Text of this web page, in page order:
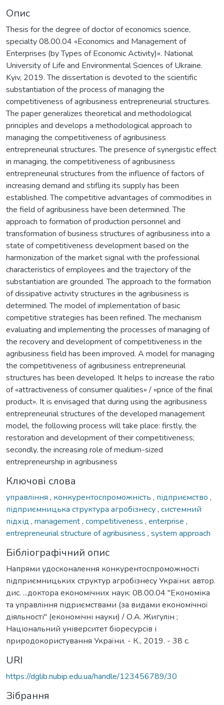
Опис
Thesis for the degree of doctor of economics science,
specialty 08.00.04 «Economics and Management of
Enterprises (by Types of Economic Activity)». National
University of Life and Environmental Sciences of Ukraine.
Kyiv, 2019. The dissertation is devoted to the scientific
substantiation of the process of managing the
competitiveness of agribusiness entrepreneurial structures.
The paper generalizes theoretical and methodological
principles and develops a methodological approach to
managing the competitiveness of agribusiness
entrepreneurial structures. The presence of synergistic effect
in managing, the competitiveness of agribusiness
entrepreneurial structures from the influence of factors of
increasing demand and stifling its supply has been
established. The competitive advantages of commodities in
the field of agribusiness have been determined. The
approach to formation of production personnel and
transformation of business structures of agribusiness into a
state of competitiveness development based on the
harmonization of the market signal with the professional
characteristics of employees and the trajectory of the
substantiation are grounded. The approach to the formation
of dissipative activity structures in the agribusiness is
determined. The model of implementation of basic
competitive strategies has been refined. The mechanism
evaluating and implementing the processes of managing of
the recovery and development of competitiveness in the
agribusiness field has been improved. A model for managing
the competitiveness of agribusiness entrepreneurial
structures has been developed. It helps to increase the ratio
of «attractiveness of consumer qualities» / «price of the final
product». It is envisaged that during using the agribusiness
entrepreneurial structures of the developed management
model, the following process will take place: firstly, the
restoration and development of their competitiveness;
secondly, the increasing role of medium-sized
entrepreneurship in agribusiness
Ключові слова
управління , конкурентоспроможність , підприємство ,
підприємницька структура агробізнесу, системний
підхід , management, competitiveness , enterprise ,
entrepreneurial structure of agribusiness , system approach
Бібліографічний опис
Напрями удосконалення конкурентоспроможності
підприємницьких структур агробізнесу України: автор.
дис. ...доктора економічних наук: 08.00.04 "Економіка
та управління підриємствами (за видами економічної
діяльності" (економічні науки) / О.А. Жигулін ;
Національний університет біоресурсів і
природокористування України. - К., 2019. - 38 с.
URI
https://dglib.nubip.edu.ua/handle/123456789/30
Зібрання